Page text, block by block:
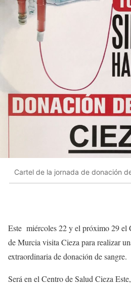
Cartel de la jornada de donación
Este miércoles 22 y el próximo 29 el
de Murcia visita Cieza para realizar
extraordinaria de donación de sangre.
Será en el Centro de Salud Cieza